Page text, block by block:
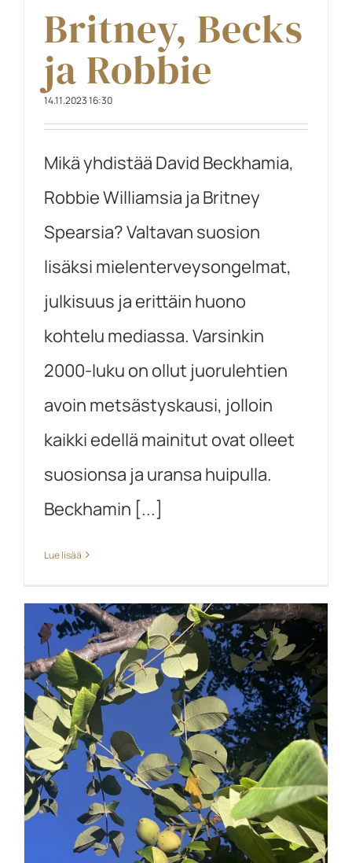
Britney, Becks
ja Robbie
14.11.2023 16:30
Mikä yhdistää David Beckhamia,
Robbie Williamsia ja Britney
Spearsia? Valtavan suosion
lisäksi mielenterveysongelmat,
julkisuus ja erittäin huono
kohtelu mediassa. Varsinkin
2000-luku on ollut juorulehtien
avoin metsästyskausi, jolloin
kaikki edellä mainitut ovat olleet
suosionsa ja uransa huipulla.
Beckhamin [...]
Lue lisää